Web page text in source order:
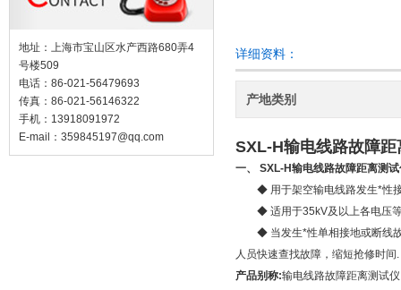
地址：上海市宝山区水产西路680弄4
号楼509
电话：86-021-56479693
传真：86-021-56146322
手机：13918091972
E-mail： 359845197@qq.com
详细资料：
产地类别
SXL-H输电线路故障距
一、 SXL-H输电线路故障距离测
◆ 用于架空输电线路发生*性接
◆ 适用于35kV及以上各电压等
◆ 当发生*性单相接地或断线故
人员快速查找故障，缩短抢修时间.
产品别称:输电线路故障距离测试